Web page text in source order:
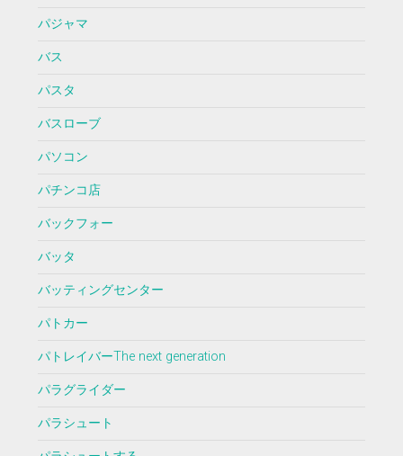
パジャマ
バス
パスタ
バスローブ
パソコン
パチンコ店
バックフォー
バッタ
バッティングセンター
パトカー
パトレイバーThe next generation
パラグライダー
パラシュート